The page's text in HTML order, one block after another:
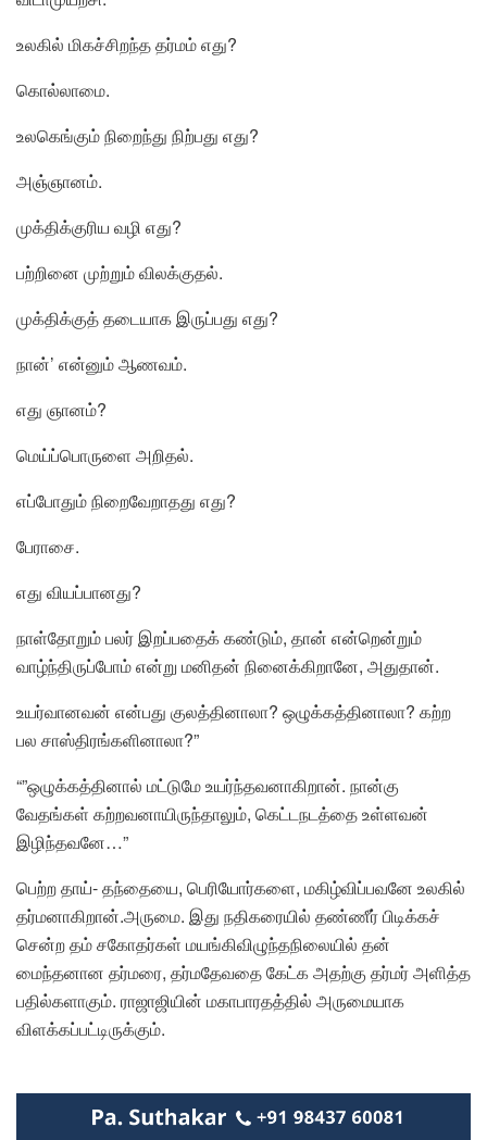
உலகில் மிகச்சிறந்த தர்மம் எது?
கொல்லாமை.
உலகெங்கும் நிறைந்து நிற்பது எது?
அஞ்ஞானம்.
முக்திக்குரிய வழி எது?
பற்றினை முற்றும் விலக்குதல்.
முக்திக்குத் தடையாக இருப்பது எது?
நான்’ என்னும் ஆணவம்.
எது ஞானம்?
மெய்ப்பொருளை அறிதல்.
எப்போதும் நிறைவேறாதது எது?
பேராசை.
எது வியப்பானது?
நாள்தோறும் பலர் இறப்பதைக் கண்டும், தான் என்றென்றும்
வாழ்ந்திருப்போம் என்று மனிதன் நினைக்கிறானே, அதுதான்.
உயர்வானவன் என்பது குலத்தினாலா? ஒழுக்கத்தினாலா? கற்ற
பல சாஸ்திரங்களினாலா?”
“”ஒழுக்கத்தினால் மட்டுமே உயர்ந்தவனாகிறான். நான்கு
வேதங்கள் கற்றவனாயிருந்தாலும், கெட்டநடத்தை உள்ளவன்
இழிந்தவனே…”
பெற்ற தாய்- தந்தையை, பெரியோர்களை, மகிழ்விப்பவனே உலகில்
தர்மனாகிறான்.அருமை. இது நதிகரையில் தண்ணீர் பிடிக்கச்
சென்ற தம் சகோதர்கள் மயங்கிவிழுந்தநிலையில் தன்
மைந்தனான தர்மரை, தர்மதேவதை கேட்க அதற்கு தர்மர் அளித்த
பதில்களாகும். ராஜாஜியின் மகாபாரதத்தில் அருமையாக
விளக்கப்பட்டிருக்கும்.